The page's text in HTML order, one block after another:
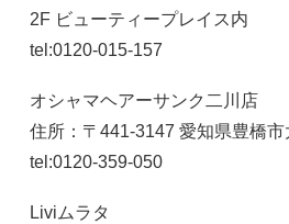
2F ビューティープレイス内
tel:0120-015-157
オシャマヘアーサンク二川店
住所：〒441-3147 愛知県豊橋
tel:0120-359-050
Liviムラタ